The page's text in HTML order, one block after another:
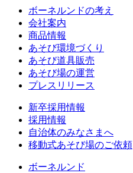
ボーネルンドの考え
会社案内
商品情報
あそび環境づくり
あそび道具販売
あそび場の運営
プレスリリース
新卒採用情報
採用情報
自治体のみなさまへ
移動式あそび場のご依頼
ボーネルンド